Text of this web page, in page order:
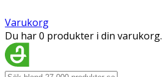
Varukorg
Du har 0 produkter i din varukorg.